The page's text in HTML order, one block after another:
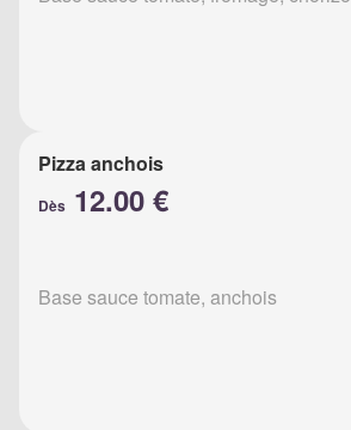
Pizza anchois
Dès 12.00 €
Base sauce tomate, anchois